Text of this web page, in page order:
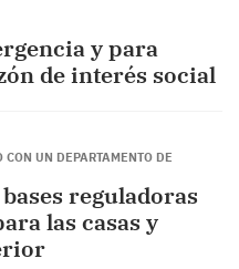
y para
de interés social
UN DEPARTAMENTO DE
reguladoras
las casas y